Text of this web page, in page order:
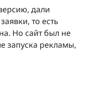
дали
то есть
Но сайт был не
запуска рекламы,